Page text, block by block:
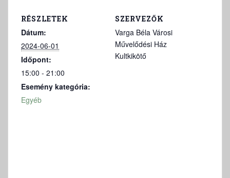
RÉSZLETEK
Dátum:
2024-06-01
Időpont:
15:00 - 21:00
Esemény kategória:
Egyéb
SZERVEZŐK
Varga Béla Városi
Művelődési Ház
Kultkikötő